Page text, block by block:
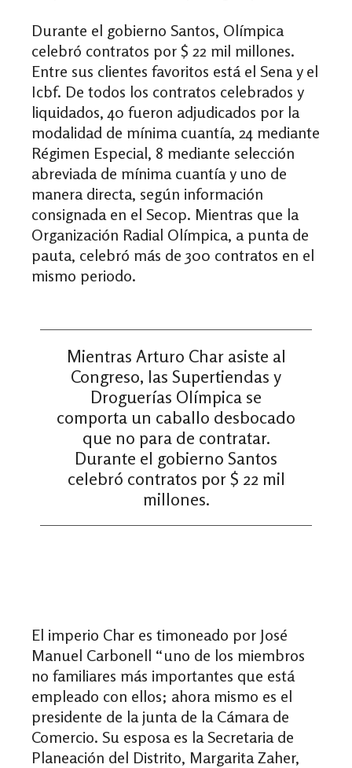
Durante el gobierno Santos, Olímpica
celebró contratos por $ 22 mil millones.
Entre sus clientes favoritos está el Sena y el
Icbf. De todos los contratos celebrados y
liquidados, 40 fueron adjudicados por la
modalidad de mínima cuantía, 24 mediante
Régimen Especial, 8 mediante selección
abreviada de mínima cuantía y uno de
manera directa, según información
consignada en el Secop. Mientras que la
Organización Radial Olímpica, a punta de
pauta, celebró más de 300 contratos en el
mismo periodo.
Mientras Arturo Char asiste al
Congreso, las Supertiendas y
Droguerías Olímpica se
comporta un caballo desbocado
que no para de contratar.
Durante el gobierno Santos
celebró contratos por $ 22 mil
millones.
El imperio Char es timoneado por José
Manuel Carbonell “uno de los miembros
no familiares más importantes que está
empleado con ellos; ahora mismo es el
presidente de la junta de la Cámara de
Comercio. Su esposa es la Secretaria de
Planeación del Distrito, Margarita Zaher,